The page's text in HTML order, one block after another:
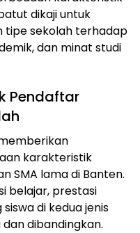
dikaji untuk
tipe sekolah terhadap
dan minat studi
Pendaftar
karakteristik
SMA lama di Banten.
belajar, prestasi
di kedua jenis
dibandingkan.